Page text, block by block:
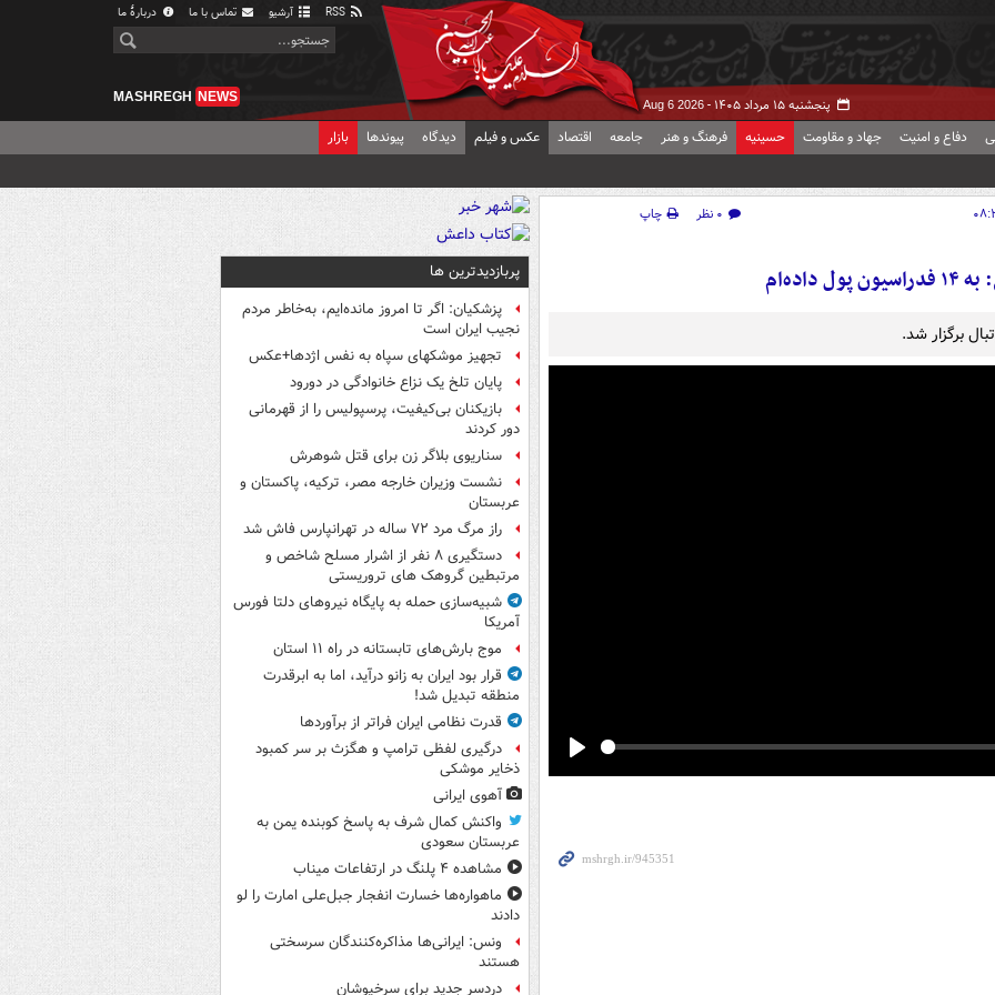
آرشیو تماس با ما دربارهٔ ما
پنجشنبه ۱۵ مرداد ۱۴۰۵ - Aug 6 2026
MASHREGH NEWS
دفاع و امنیت جهاد و مقاومت حسینیه فرهنگ و هنر جامعه اقتصاد عکس و فیلم دیدگاه پیوندها بازار
۰ نظر
چاپ
برگزار شد.
پربازدیدترین ها
پزشکیان: اگر تا امروز مانده‌ایم، به‌خاطر مردم
نجیب ایران است
تجهیز موشکهای سپاه به نفس اژدها+عکس
پایان تلخ یک نزاع خانوادگی در دورود
بازیکنان بی‌کیفیت، پرسپولیس را از قهرمانی
دور کردند
سناریوی بلاگر زن برای قتل شوهرش
نشست وزیران خارجه مصر، ترکیه، پاکستان و
عربستان
راز مرگ مرد ۷۲ ساله در تهرانپارس فاش شد
دستگیری ۸ نفر از اشرار مسلح شاخص و
مرتبطین گروهک های تروریستی
شبیه‌سازی حمله به پایگاه نیروهای دلتا فورس
آمریکا
موج بارش‌های تابستانه در راه ۱۱ استان
قرار بود ایران به زانو درآید، اما به ابرقدرت
منطقه تبدیل شد!
قدرت نظامی ایران فراتر از برآوردها
درگیری لفظی ترامپ و هگزث بر سر کمبود
ذخایر موشکی
آهوی ایرانی
واکنش کمال شرف به پاسخ کوبنده یمن به
عربستان سعودی
مشاهده ۴ پلنگ در ارتفاعات میناب
ماهواره‌ها خسارت انفجار جبل‌علی امارت را لو
دادند
ونس: ایرانی‌ها مذاکره‌کنندگان سرسختی
هستند
دردسر جدید برای سرخپوشان